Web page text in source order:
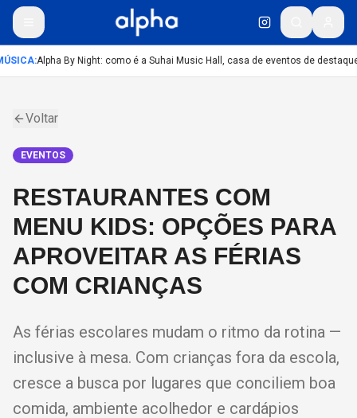
:Alpha By Night: como é a Suhai Music Hall, casa de eventos de destaque
Voltar
EVENTOS
RESTAURANTES COM
MENU KIDS: OPÇÕES PARA
APROVEITAR AS FÉRIAS
COM CRIANÇAS
As férias escolares mudam o ritmo da rotina —
inclusive à mesa. Com crianças fora da escola,
cresce a busca por lugares que conciliem boa
comida, ambiente acolhedor e cardápios